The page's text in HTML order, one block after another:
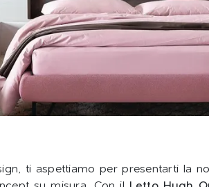
ti aspettiamo per presentarti la